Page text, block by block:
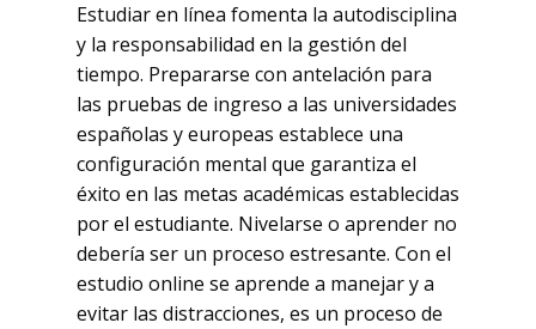
Estudiar en línea fomenta la autodisciplina
y la responsabilidad en la gestión del
tiempo. Prepararse con antelación para
las pruebas de ingreso a las universidades
españolas y europeas establece una
configuración mental que garantiza el
éxito en las metas académicas establecidas
por el estudiante. Nivelarse o aprender no
debería ser un proceso estresante. Con el
estudio online se aprende a manejar y a
evitar las distracciones, es un proceso de